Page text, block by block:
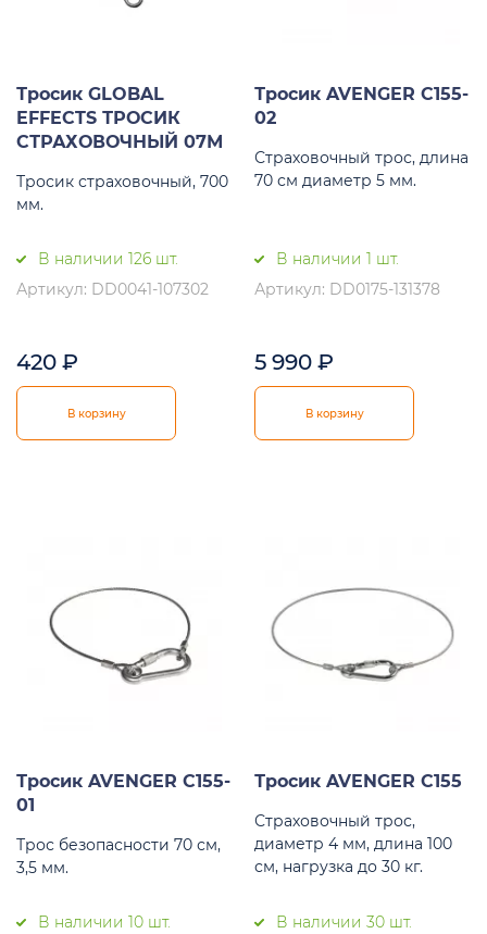
Тросик GLOBAL
EFFECTS ТРОСИК
СТРАХОВОЧНЫЙ 07М
Тросик страховочный, 700
мм.
В наличии 126 шт.
Артикул: DD0041-107302
420 ₽
В корзину
Тросик AVENGER C155-
02
Страховочный трос, длина
70 см диаметр 5 мм.
В наличии 1 шт.
Артикул: DD0175-131378
5 990 ₽
В корзину
Тросик AVENGER C155-
01
Трос безопасности 70 см,
3,5 мм.
В наличии 10 шт.
Тросик AVENGER C155
Страховочный трос,
диаметр 4 мм, длина 100
см, нагрузка до 30 кг.
В наличии 30 шт.